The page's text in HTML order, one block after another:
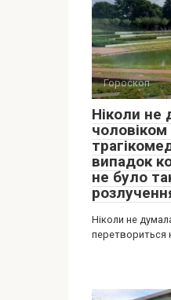
Гороскоп
Ніколи
випадок
не було
Ніколи не
перетвориться